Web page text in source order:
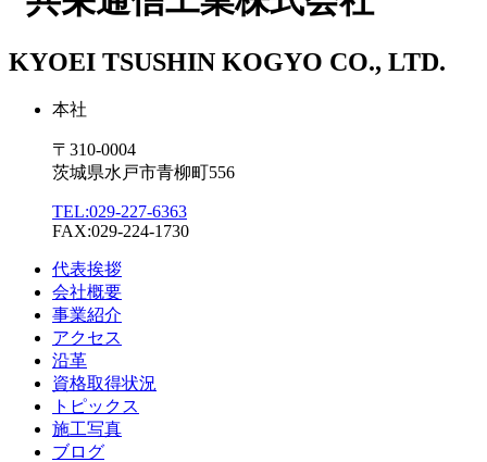
KYOEI TSUSHIN KOGYO CO., LTD.
本社
〒310-0004
茨城県水戸市青柳町556
TEL:029-227-6363
FAX:029-224-1730
代表挨拶
会社概要
事業紹介
アクセス
沿革
資格取得状況
トピックス
施工写真
ブログ